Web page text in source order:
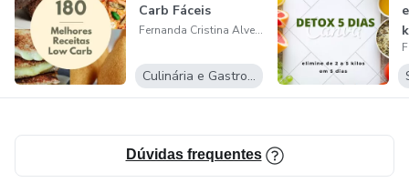
Carb Fáceis
Fernanda Cristina Alves Lino
Culinária e Gastronomia
Dúvidas frequentes